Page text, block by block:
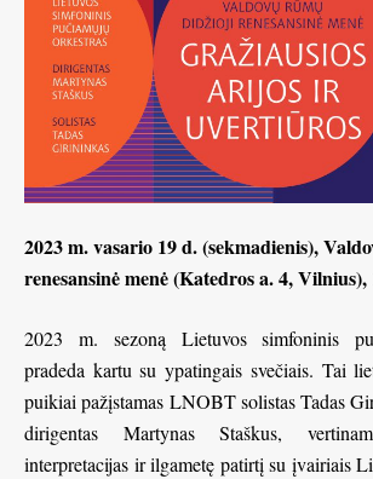
2023 m. vasario 19 d. (sekmadienis),
renesansinė menė (Katedros a. 4, Vilnius),
2023 m. sezoną Lietuvos simfoninis
pradeda kartu su ypatingais svečiais. Tai
puikiai pažįstamas LNOBT solistas Tadas
dirigentas Martynas Staškus,
interpretacijas ir ilgametę patirtį su įvairiais